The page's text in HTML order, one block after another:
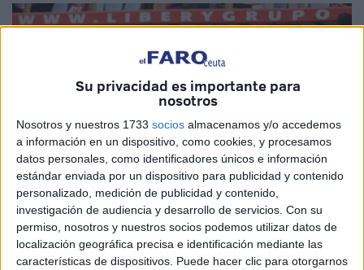
Su privacidad es importante para
nosotros
Nosotros y nuestros 1733 socios almacenamos y/o accedemos
a información en un dispositivo, como cookies, y procesamos
datos personales, como identificadores únicos e información
estándar enviada por un dispositivo para publicidad y contenido
personalizado, medición de publicidad y contenido,
investigación de audiencia y desarrollo de servicios. Con su
permiso, nosotros y nuestros socios podemos utilizar datos de
localización geográfica precisa e identificación mediante las
características de dispositivos. Puede hacer clic para otorgarnos
Agencia LOF